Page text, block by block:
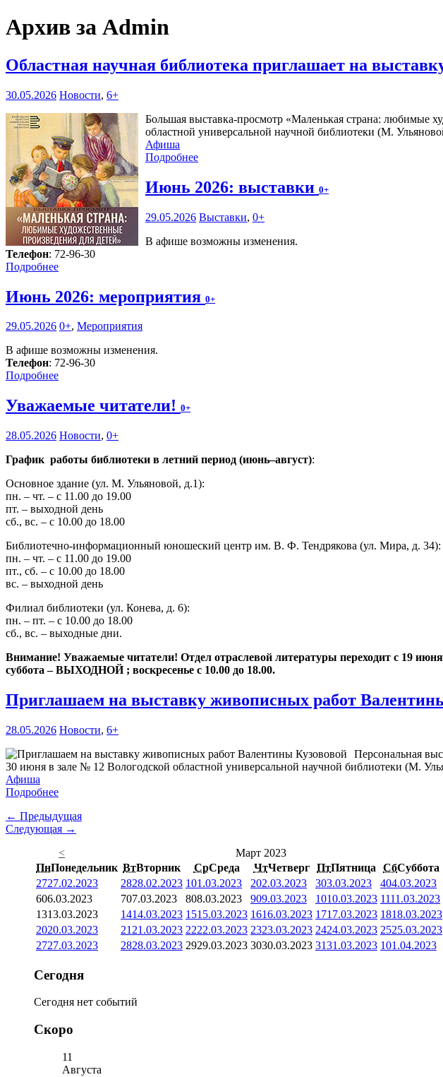
Архив за Admin
Областная научная библиотека приглашает на
30.05.2026 Новости, 6+
Большая выставка-просмотр «Маленькая страна: любимые
областной универсальной научной библиотеки (М.
Афиша
Подробнее
Июнь 2026: выставки 0+
29.05.2026 Выставки, 0+
В афише возможны изменения.
Телефон: 72-96-30
Подробнее
Июнь 2026: мероприятия 0+
29.05.2026 0+, Мероприятия
В афише возможны изменения.
Телефон: 72-96-30
Подробнее
Уважаемые читатели! 0+
28.05.2026 Новости, 0+
График работы библиотеки в летний период (июнь–август):
Основное здание (ул. М. Ульяновой, д.1):
пн. – чт. – с 11.00 до 19.00
пт. – выходной день
сб., вс. – с 10.00 до 18.00
Библиотечно-информационный юношеский центр им. В. Ф. Тендрякова (ул. Мира, д. 34):
пн. – чт. – с 11.00 до 19.00
пт., сб. – с 10.00 до 18.00
вс. – выходной день
Филиал библиотеки (ул. Конева, д. 6):
пн. – пт. – с 10.00 до 18.00
сб., вс. – выходные дни.
Внимание! Уважаемые читатели! Отдел отраслевой литературы переходит с 19
суббота – ВЫХОДНОЙ ; воскресенье с 10.00 до 18.00.
Приглашаем на выставку живописных работ
28.05.2026 Новости, 6+
Персональная
30 июня в зале № 12 Вологодской областной универсальной научной библиотеки (М.
Афиша
Подробнее
← Предыдущая
Следующая →
<
Март 2023
ПнПонедельник ВтВторник СрСреда ЧтЧетверг ПтПятница СбСуббота
2727.02.2023 2828.02.2023 101.03.2023 202.03.2023 303.03.2023 404.03.2023
606.03.2023 707.03.2023 808.03.2023 909.03.2023 1010.03.2023 1111.03.2023
1313.03.2023 1414.03.2023 1515.03.2023 1616.03.2023 1717.03.2023 1818.03.2023
2020.03.2023 21 21.03.2023 2222.03.2023 2323.03.2023 2424.03.2023 2525.03.2023
2727.03.2023 2828.03.2023 2929.03.2023 3030.03.2023 3131.03.2023 101.04.2023
Сегодня
Сегодня нет событий
Скоро
11
Августа